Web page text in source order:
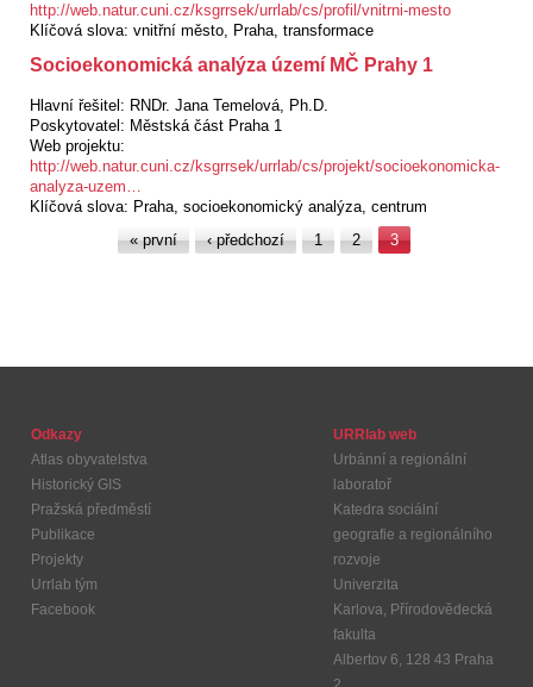
http://web.natur.cuni.cz/ksgrrsek/urrlab/cs/profil/vnitrni-mesto
Klíčová slova: vnitřní město, Praha, transformace
Socioekonomická analýza území MČ Prahy 1
Hlavní řešitel: RNDr. Jana Temelová, Ph.D.
Poskytovatel: Městská část Praha 1
Web projektu:
http://web.natur.cuni.cz/ksgrrsek/urrlab/cs/projekt/socioekonomicka-
analyza-uzem…
Klíčová slova: Praha, socioekonomický analýza, centrum
« první ‹ předchozí 1 2 3
Odkazy
Atlas obyvatelstva
Historický GIS
Pražská předměstí
Publikace
Projekty
Urrlab tým
Facebook
URRlab web
Urbánní a regionální
laboratoř
Katedra sociální
geografie a regionálního
rozvoje
Univerzita
Karlova, Přírodovědecká
fakulta
Albertov 6, 128 43 Praha